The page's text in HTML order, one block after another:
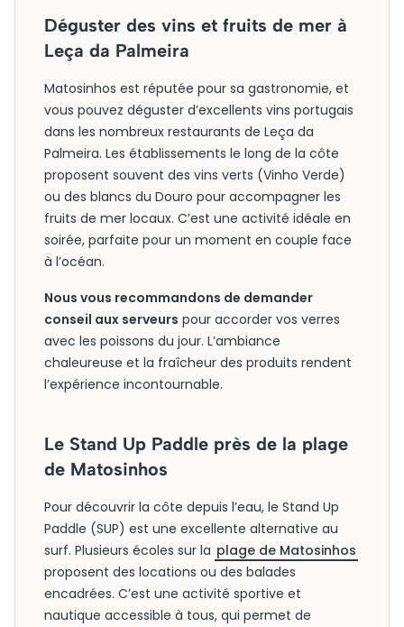
Déguster des vins et fruits de mer à
Leça da Palmeira
Matosinhos est réputée pour sa gastronomie, et
vous pouvez déguster d’excellents vins portugais
dans les nombreux restaurants de Leça da
Palmeira. Les établissements le long de la côte
proposent souvent des vins verts (Vinho Verde)
ou des blancs du Douro pour accompagner les
fruits de mer locaux. C’est une activité idéale en
soirée, parfaite pour un moment en couple face
à l’océan.
Nous vous recommandons de demander
conseil aux serveurs pour accorder vos verres
avec les poissons du jour. L’ambiance
chaleureuse et la fraîcheur des produits rendent
l’expérience incontournable.
Le Stand Up Paddle près de la plage
de Matosinhos
Pour découvrir la côte depuis l’eau, le Stand Up
Paddle (SUP) est une excellente alternative au
surf. Plusieurs écoles sur la plage de Matosinhos
proposent des locations ou des balades
encadrées. C’est une activité sportive et
nautique accessible à tous, qui permet de